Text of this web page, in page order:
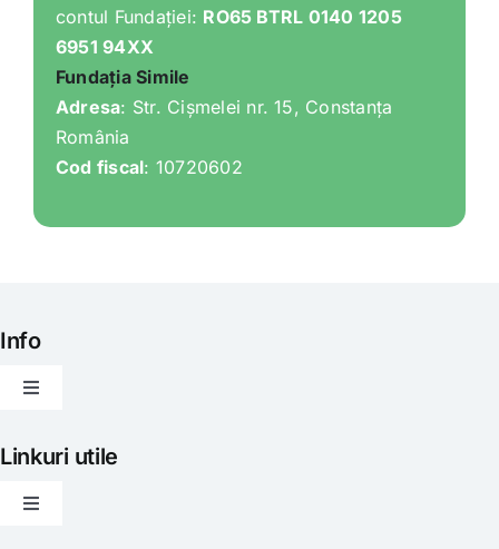
contul Fundației: RO65 BTRL 0140 1205
6951 94XX
Fundația Simile
Adresa: Str. Cișmelei nr. 15, Constanța
România
Cod fiscal: 10720602
Info
Toggle
Articole
Linkuri utile
Toggle